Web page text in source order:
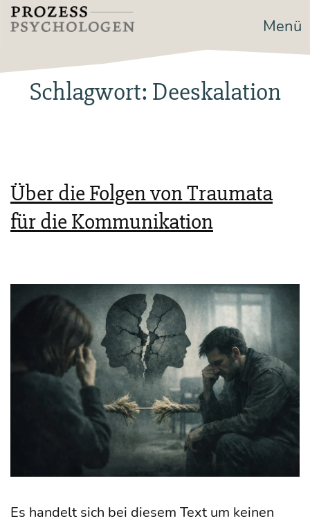
Zum
Inhalt
Prozesspsychologen Menü
Schlagwort: Deeskalation
Über die Folgen von Traumata
für die Kommunikation
Es han­delt sich bei die­sem Text um kei­nen